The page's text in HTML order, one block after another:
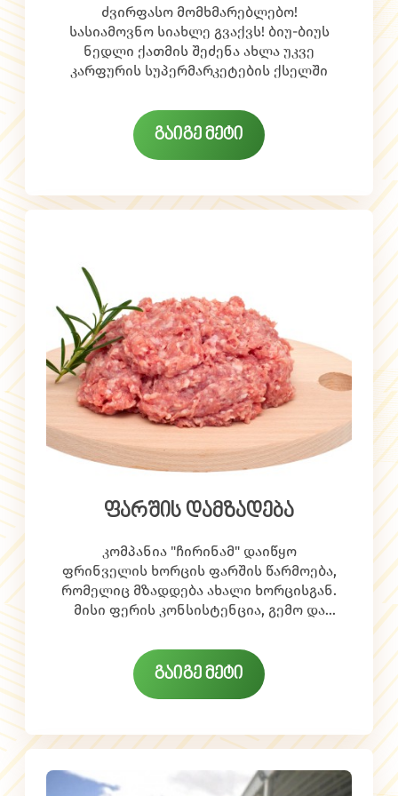
ძვირფასო მომხმარებლებო!
სასიამოვნო სიახლე გვაქვს! ბიუ-ბიუს
ნედლი ქათმის შეძენა ახლა უკვე
კარფურის სუპერმარკეტების ქსელში
პროდუქცია, რომლის წარმოებაც
სრულად ხდება საქართველოში.
აღსანიშნავია, რომ ნედლი პროდუქცია
ჰორმონულ დანამატებს, მისი მიღება
გაიგე მეტი
ფარშის დამზადება
კომპანია "ჩირინამ" დაიწყო
ფრინველის ხორცის ფარშის წარმოება,
რომელიც მზადდება ახალი ხორცისგან.
მისი ფერის კონსისტენცია, გემო და
(ტენიანობა, ცილები, ცხიმები) სრულად
აკმაყოფილებს სტანდარტებს. ახალი
ფარში მომხმარებელს მიეწოდება
ფართოდ გამოიყენება ბავშვების,
ასევე აპრობირებულია დიეტოლოგების
გაიგე მეტი